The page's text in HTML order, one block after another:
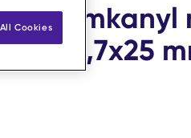
0,7x25
Cookies